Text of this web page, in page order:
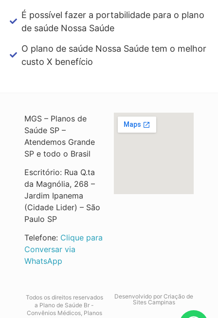
É possível fazer a portabilidade para o plano
de saúde Nossa Saúde
O plano de saúde Nossa Saúde tem o melhor
custo X benefício
MGS – Planos de
Saúde SP –
Atendemos Grande
SP e todo o Brasil
Escritório: Rua Q.ta
da Magnólia, 268 –
Jardim Ipanema
(Cidade Lider) – São
Paulo SP
Telefone: Clique para
Conversar via
WhatsApp
Todos os direitos reservados
a Plano de Saúde Br -
Convênios Médicos, Planos
Desenvolvido por Criação de
Sites Campinas